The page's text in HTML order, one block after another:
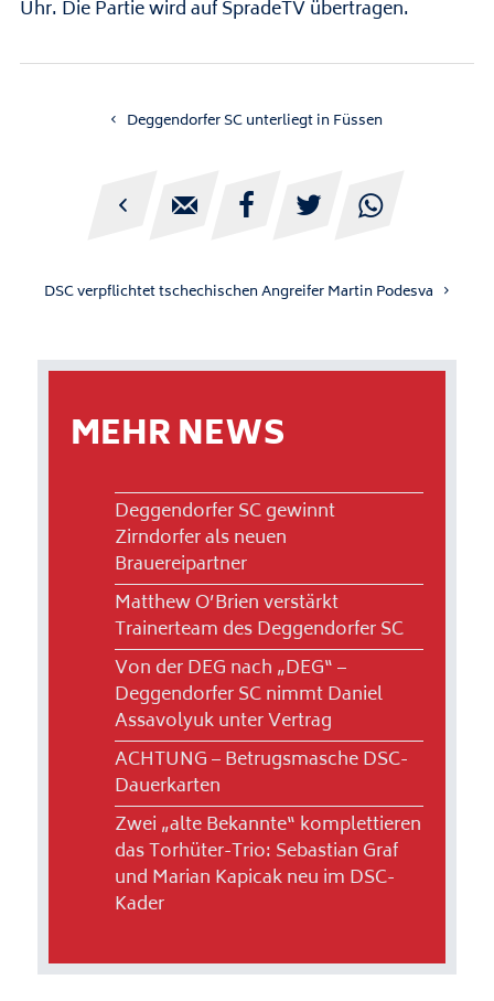
Uhr. Die Partie wird auf SpradeTV übertragen.
Deggendorfer SC unterliegt in Füssen
    
DSC verpflichtet tschechischen Angreifer Martin Podesva
MEHR NEWS
Deggendorfer SC gewinnt
Zirndorfer als neuen
Brauereipartner
Matthew O’Brien verstärkt
Trainerteam des Deggendorfer SC
Von der DEG nach „DEG“ –
Deggendorfer SC nimmt Daniel
Assavolyuk unter Vertrag
ACHTUNG – Betrugsmasche DSC-
Dauerkarten
Zwei „alte Bekannte“ komplettieren
das Torhüter-Trio: Sebastian Graf
und Marian Kapicak neu im DSC-
Kader